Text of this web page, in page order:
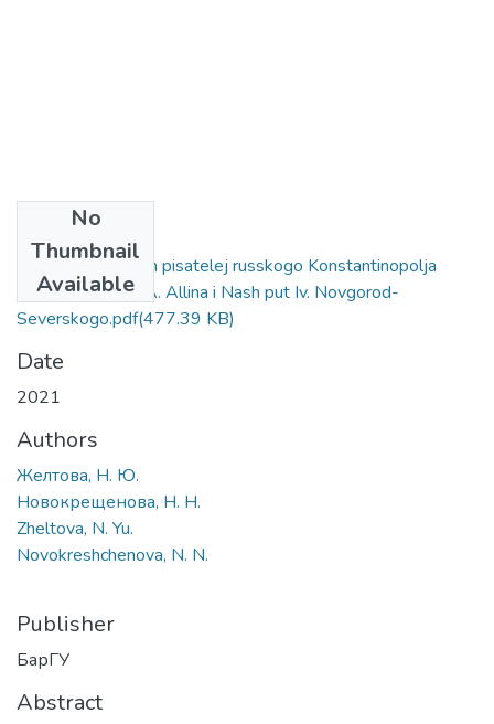
No
Thumbnail
Available
Almanahi molodyh pisatelej russkogo Konstantinopolja
Zhizn i iskusstvo A. Allina i Nash put Iv. Novgorod-
Severskogo.pdf(477.39 KB)
Date
2021
Authors
Желтова, Н. Ю.
Новокрещенова, Н. Н.
Zheltova, N. Yu.
Novokreshchenova, N. N.
Publisher
БарГУ
Abstract